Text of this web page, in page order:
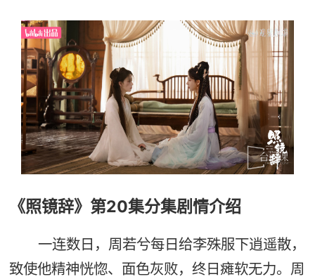
《照镜辞》第20集分集剧情介绍
一连数日，周若兮每日给李殊服下逍遥散，
致使他精神恍惚、面色灰败，终日瘫软无力。周